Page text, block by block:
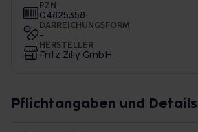
PZN
04825358
DARREICHUNGSFORM
-
HERSTELLER
Fritz Zilly GmbH
Pflichtangaben und Details